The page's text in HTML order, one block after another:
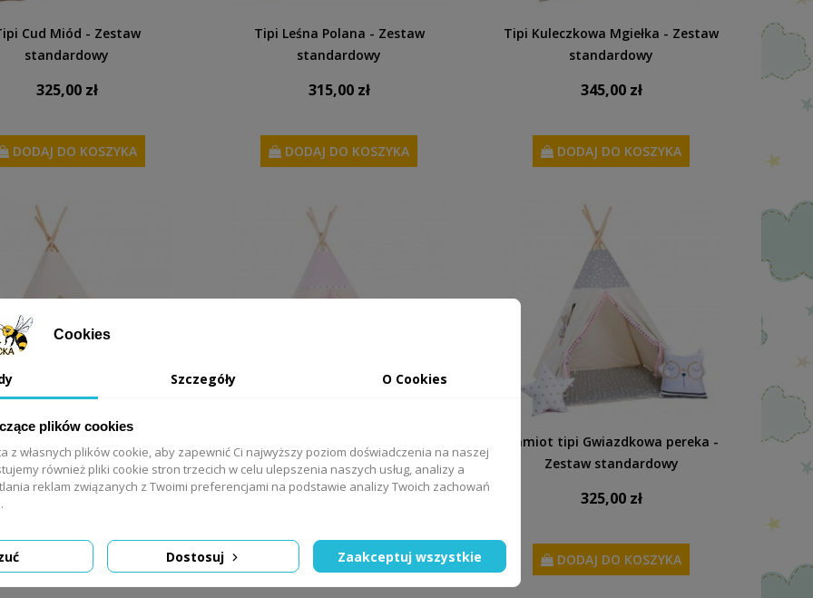
Cud Miód - Zestaw
standardowy
325,00 zł
DODAJ DO KOSZYKA
Tipi Leśna Polana - Zestaw
standardowy
315,00 zł
DODAJ DO KOSZYKA
Tipi Kuleczkowa Mgiełka - Zestaw
standardowy
345,00 zł
DODAJ DO KOSZYKA
Zestaw standardowy
315,00 zł
DODAJ DO KOSZYKA
standardowy
355,00 zł
DODAJ DO KOSZYKA
Namiot tipi Gwiazdkowa pereka -
Zestaw standardowy
325,00 zł
DODAJ DO KOSZYKA
Cookies
Szczegóły O Cookies
plików cookies
z własnych plików cookie, aby zapewnić Ci najwyższy poziom doświadczenia na naszej
również pliki cookie stron trzecich w celu ulepszenia naszych usług, analizy a
reklam związanych z Twoimi preferencjami na podstawie analizy Twoich zachowań
Dostosuj Zaakceptuj wszystkie